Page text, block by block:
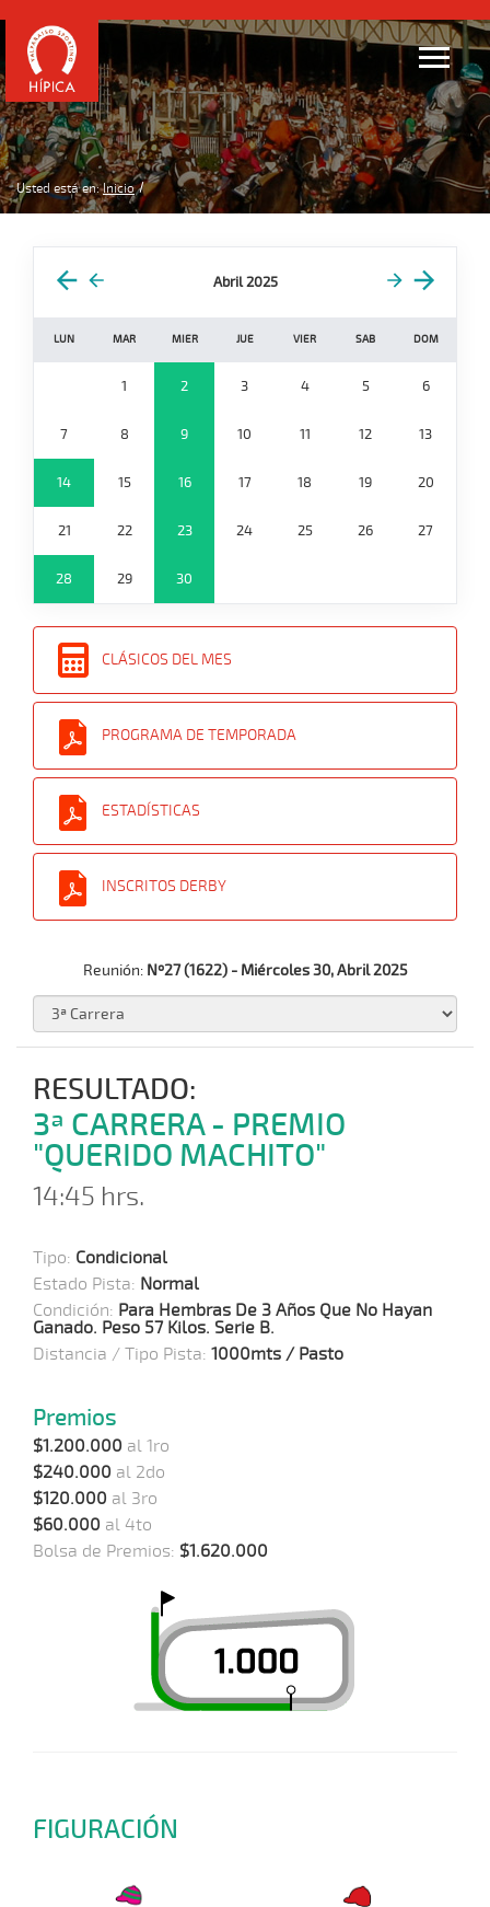
Usted está en: Inicio
Abril 2025
LUN MAR MIER JUE VIER SAB DOM
1 2 3 4 5 6
7 8 9 10 11 12 13
14 15 16 17 18 19 20
21 22 23 24 25 26 27
28 29 30
CLÁSICOS DEL MES
PROGRAMA DE TEMPORADA
ESTADÍSTICAS
INSCRITOS DERBY
Reunión: Nº27 (1622) - Miércoles 30, Abril 2025
RESULTADO:
3ª CARRERA - PREMIO
"QUERIDO MACHITO"
14:45 hrs.
Tipo: Condicional
Estado Pista: Normal
Condición: Para Hembras De 3 Años Que No Hayan
Ganado. Peso 57 Kilos. Serie B.
Distancia / Tipo Pista: 1000mts / Pasto
Premios
$1.200.000 al 1ro
$240.000 al 2do
$120.000 al 3ro
$60.000 al 4to
Bolsa de Premios: $1.620.000
FIGURACIÓN